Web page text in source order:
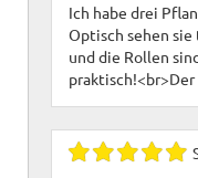
Ich habe drei
Optisch sehen
und die Rollen